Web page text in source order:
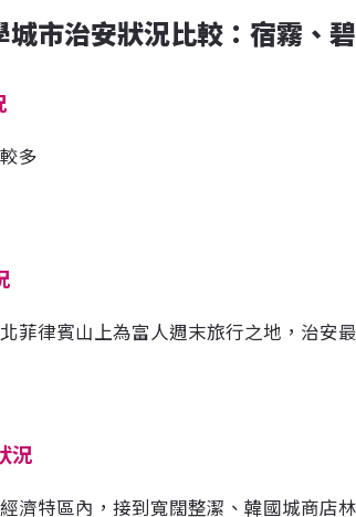
城市治安狀況比較：宿霧、
多
菲律賓山上為富人週末旅行之地，治安
況
濟特區內，接到寬闊整潔、韓國城商店